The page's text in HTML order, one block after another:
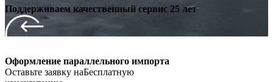
Поддерживаем качественный сервис 25 лет
Оформление параллельного импорта
Оставьте заявку наБесплатную